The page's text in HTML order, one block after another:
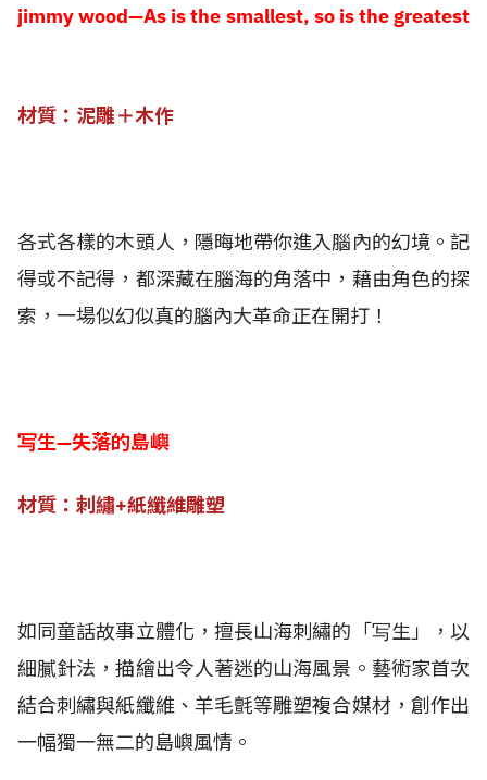
jimmy wood—As is the smallest, so is the greatest
材質：泥雕＋木作
各式各樣的木頭人，隱晦地帶你進入腦內的幻境。記
得或不記得，都深藏在腦海的角落中，藉由角色的探
索，一場似幻似真的腦內大革命正在開打！
写生—失落的島嶼
材質：刺繡+紙纖維雕塑
如同童話故事立體化，擅長山海刺繡的「写生」，以
細膩針法，描繪出令人著迷的山海風景。藝術家首次
結合刺繡與紙纖維、羊毛氈等雕塑複合媒材，創作出
一幅獨一無二的島嶼風情。